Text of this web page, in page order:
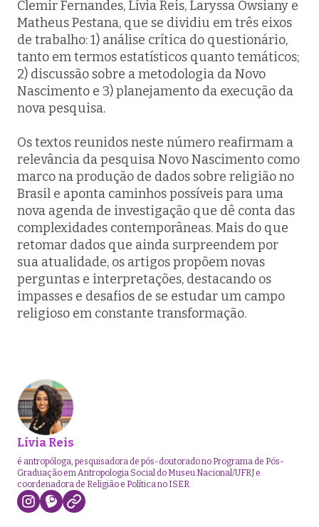
Clemir Fernandes, Lívia Reis, Laryssa Owsiany e
Matheus Pestana, que se dividiu em três eixos
de trabalho: 1) análise crítica do questionário,
tanto em termos estatísticos quanto temáticos;
2) discussão sobre a metodologia da Novo
Nascimento e 3) planejamento da execução da
nova pesquisa.
Os textos reunidos neste número reafirmam a
relevância da pesquisa Novo Nascimento como
marco na produção de dados sobre religião no
Brasil e aponta caminhos possíveis para uma
nova agenda de investigação que dê conta das
complexidades contemporâneas. Mais do que
retomar dados que ainda surpreendem por
sua atualidade, os artigos propõem novas
perguntas e interpretações, destacando os
impasses e desafios de se estudar um campo
religioso em constante transformação.
Lívia Reis
é antropóloga, pesquisadora de pós-doutorado no Programa de Pós-
Graduação em Antropologia Social do Museu Nacional/UFRJ e
coordenadora de Religião e Política no ISER.